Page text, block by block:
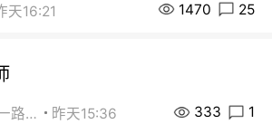
天16:21 1470 25
一路发一路发 昨天15:36 333 1